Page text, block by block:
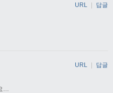
URL 답글
…
URL | 답글